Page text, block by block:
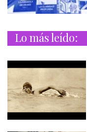
Lo más leído: